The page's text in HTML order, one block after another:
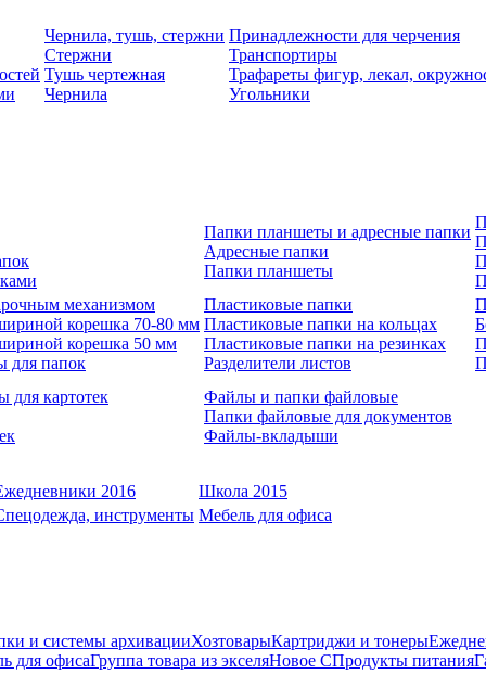
Чернила, тушь, стержни
Стержни
Тушь чертежная
Чернила
Принадлежности для черчения
Транспортиры
Трафареты фигур, лекал,
Угольники
Папки планшеты и адресные папки
Адресные папки
Папки планшеты
механизмом
корешка 70-80 мм
корешка 50 мм
для папок
Пластиковые папки
Пластиковые папки на кольцах
Пластиковые папки на резинках
Разделители листов
для картотек
Файлы и папки файловые
Папки файловые для документов
Файлы-вкладыши
2016
Школа 2015
инструменты Мебель для офиса
и системы архивацииХозтоварыКартриджи и тонеры
для офисаГруппа товара из экселяНовое СПродукты питания